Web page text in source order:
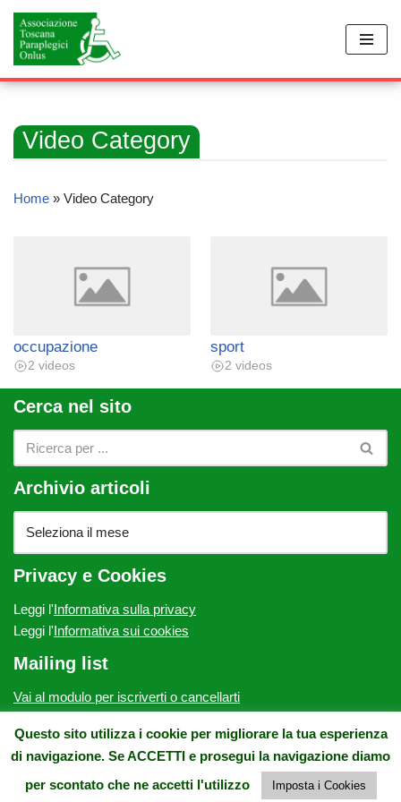
Vai
al
contenuto
Video Category
Home » Video Category
occupazione
2 videos
sport
2 videos
Cerca nel sito
Archivio articoli
Privacy e Cookies
Leggi l'Informativa sulla privacy
Leggi l'Informativa sui cookies
Mailing list
Vai al modulo per iscriverti o cancellarti
ATP Onlus - c/o Villa Fabbricotti, via Vittorio Emanuele II, 64 -
50134 Firenze - E-mail: contatto@atponlus.org - Pec:
atponlus@pec.it - Tel. e Fax: 0554932275 - CF.: 94164460480
Questo sito utilizza i cookie per migliorare la tua esperienza
di navigazione. Se ACCETTI e prosegui la navigazione diamo
per scontato che ne accetti l'utilizzo
Imposta i Cookies